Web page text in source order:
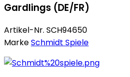
Gardlings (DE/FR)
Artikel-Nr. SCH94650
MarkeSchmidt Spiele